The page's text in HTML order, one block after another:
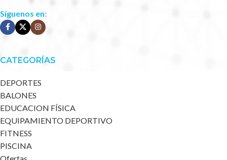
Síguenos en:
CATEGORÍAS
DEPORTES
BALONES
EDUCACION FÍSICA
EQUIPAMIENTO DEPORTIVO
FITNESS
PISCINA